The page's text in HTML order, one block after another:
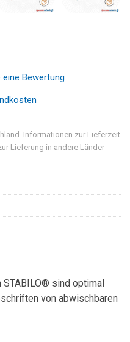
eine Bewertung
Informationen zur Lieferzeit
Lieferung in andere Länder
sind optimal
von abwischbaren